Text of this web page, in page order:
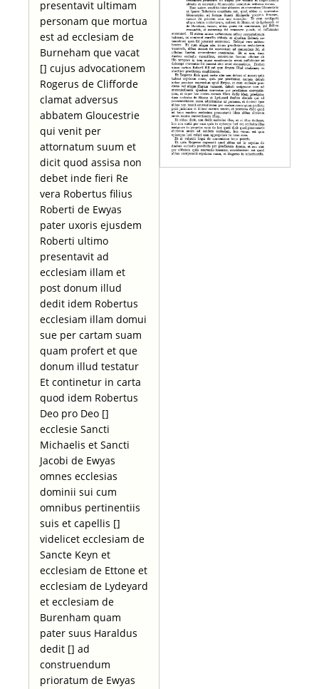
presentavit ultimam
personam que mortua
est ad ecclesiam de
Burneham que vacat
[] cujus advocationem
Rogerus de Clifforde
clamat adversus
abbatem Gloucestrie
qui venit per
attornatum suum et
dicit quod assisa non
debet inde fieri Re
vera Robertus filius
Roberti de Ewyas
pater uxoris ejusdem
Roberti ultimo
presentavit ad
ecclesiam illam et
post donum illud
dedit idem Robertus
ecclesiam illam domui
sue per cartam suam
quam profert et que
donum illud testatur
Et continetur in carta
quod idem Robertus
Deo pro Deo []
ecclesie Sancti
Michaelis et Sancti
Jacobi de Ewyas
omnes ecclesias
dominii sui cum
omnibus pertinentiis
suis et capellis []
videlicet ecclesiam de
Sancte Keyn et
ecclesiam de Ettone et
ecclesiam de Lydeyard
et ecclesiam de
Burenham quam
pater suus Haraldus
dedit [] ad
construendum
prioratum de Ewyas